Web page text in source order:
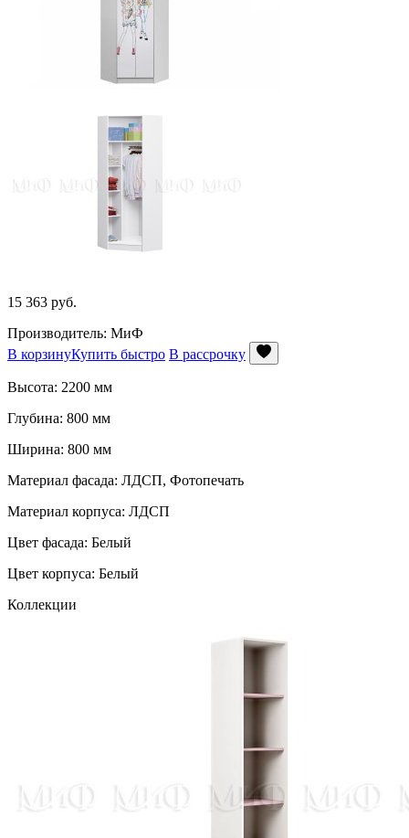
15 363 руб.
Производитель: МиФ
В корзинуКупить быстро В рассрочку
Высота: 2200 мм
Глубина: 800 мм
Ширина: 800 мм
Материал фасада: ЛДСП, Фотопечать
Материал корпуса: ЛДСП
Цвет фасада: Белый
Цвет корпуса: Белый
Коллекции